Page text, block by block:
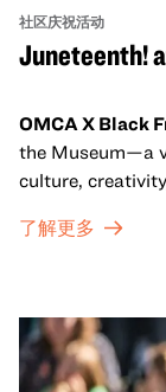
社区庆祝活动
Juneteenth!
OMCA X Black
the Museum—a
culture,
sets from
move, make,
了解更多